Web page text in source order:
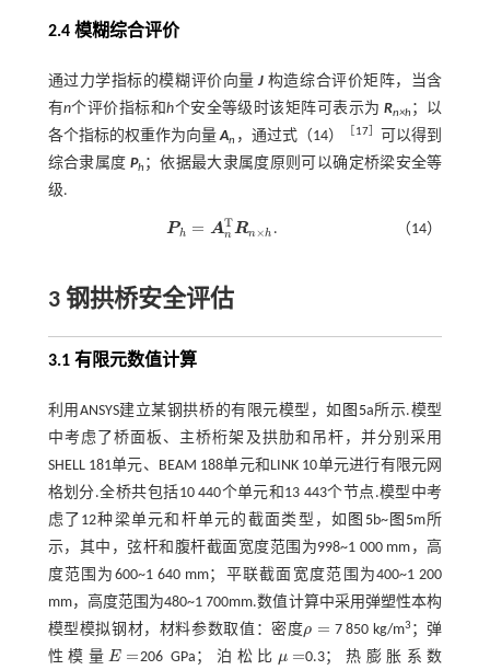
2.4 模糊综合评价
通过力学指标的模糊评价向量J 构造综合评价矩阵，当含
有n个评价指标和h个安全等级时该矩阵可表示为 Rn×h ；以
各个指标的权重作为向量An ，通过式（14） 17 ］可以得到
综合隶属度 Ph ；依据最大隶属度原则可以确定桥梁安全等
级.
Ph = AT
n Rn×h
Ph= An TRn×h . （14）
3 钢拱桥安全评估
3.1 有限元数值计算
利用ANSYS建立某钢拱桥的有限元模型，如 图5a所示.模型
中考虑了桥面板、主桥桁架及拱肋和吊杆，并分别采用
SHELL 181单元、BEAM 188单元和LINK 10单元进行有限元网
格划分.全桥共包括10 440个单元和13 443个节点.模型中考
虑了12种梁单元和杆单元的截面类型，如 图5b~图5m所
示，其中，弦杆和腹杆截面宽度范围为998~1 000 mm，高
度范围为600~1 640 mm；平联截面宽度范围为400~1 200
mm，高度范围为480~1 700mm.数值计算中采用弹塑性本构
模型模拟钢材，材料参数取值：密度ρ =
ρ= 7 850 kg/m3 ；弹
性模量E =
E= 206 GPa；泊松比 μ =
μ= 0.3；热膨胀系数